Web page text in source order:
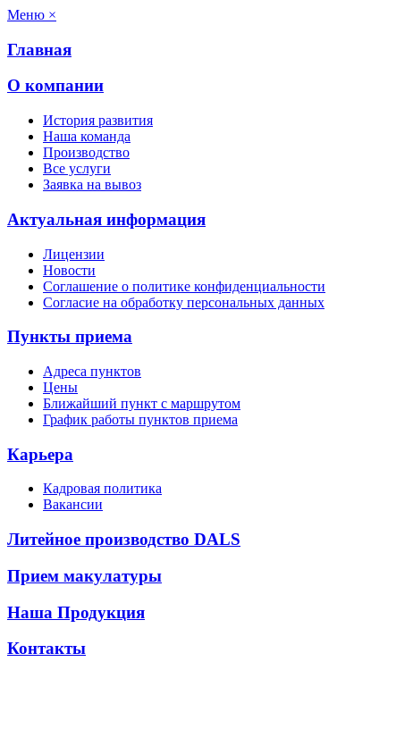
Меню ×
Главная
О компании
История развития
Наша команда
Производство
Все услуги
Заявка на вывоз
Актуальная информация
Лицензии
Новости
Соглашение о политике конфиденциальности
Согласие на обработку персональных данных
Пункты приема
Адреса пунктов
Цены
Ближайший пункт с маршрутом
График работы пунктов приема
Карьера
Кадровая политика
Вакансии
Литейное производство DALS
Прием макулатуры
Наша Продукция
Контакты